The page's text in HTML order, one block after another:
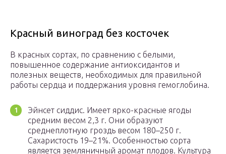
Красный виноград без косточек
В красных сортах, по сравнению с белыми,
повышенное содержание антиоксидантов и
полезных веществ, необходимых для правильной
работы сердца и поддержания уровня гемоглобина.
Эйнсет сиддис. Имеет ярко-красные ягоды
средним весом 2,3 г. Они образуют
среднеплотную гроздь весом 180–250 г.
Сахаристость 19–21%. Особенностью сорта
является земляничный аромат плодов. Культура